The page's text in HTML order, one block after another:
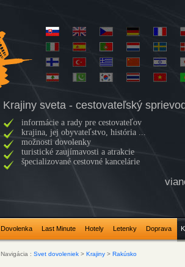
Krajiny sveta - cestovateľský
informácie a rady pre cestovateľov
krajina, jej obyvateľstvo, história ...
možnosti dovolenky
turistické zaujímavosti a atrakcie
špecializované cestovné kancelárie
Dovolenka Last Minute Hotely Letenky Doprava
Navigácia : Svet dovoleniek > Krajiny > Rakúsko